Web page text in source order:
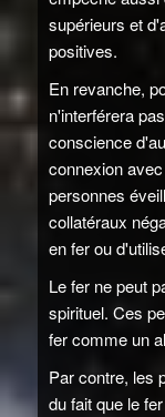
supérieurs et
positives.
En revanche,
n'interférera
conscience
connexion
personnes
collatéraux
en fer ou
Le fer ne peut
spirituel. Ces
fer comme un
Par contre, les
du fait que le